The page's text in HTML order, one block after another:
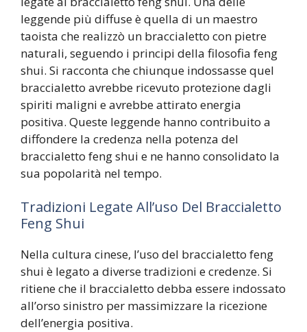
leggende più diffuse è quella di un maestro
taoista che realizzò un braccialetto con pietre
naturali, seguendo i principi della filosofia feng
shui. Si racconta che chiunque indossasse quel
braccialetto avrebbe ricevuto protezione dagli
spiriti maligni e avrebbe attirato energia
positiva. Queste leggende hanno contribuito a
diffondere la credenza nella potenza del
braccialetto feng shui e ne hanno consolidato la
sua popolarità nel tempo.
Tradizioni Legate All’uso Del Braccialetto
Feng Shui
Nella cultura cinese, l’uso del braccialetto feng
shui è legato a diverse tradizioni e credenze. Si
ritiene che il braccialetto debba essere indossato
all’orso sinistro per massimizzare la ricezione
dell’energia positiva.